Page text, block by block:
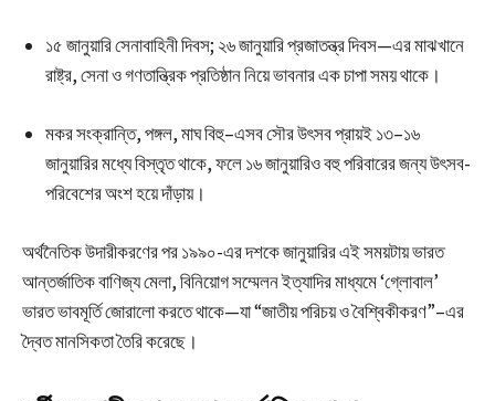
১৫ জানুয়ারি সেনাবাহিনী দিবস; ২৬ জানুয়ারি প্রজাতন্ত্র দিবস—এর মাঝখানে
রাষ্ট্র, সেনা ও গণতান্ত্রিক প্রতিষ্ঠান নিয়ে ভাবনার এক চাপা সময় থাকে।
মকর সংক্রান্তি, পঙ্গল, মাঘ বিহু–এসব সৌর উৎসব প্রায়ই ১৩–১৬
জানুয়ারির মধ্যে বিস্তৃত থাকে, ফলে ১৬ জানুয়ারিও বহু পরিবারের জন্য উৎসব-
পরিবেশের অংশ হয়ে দাঁড়ায়।
অর্থনৈতিক উদারীকরণের পর ১৯৯০-এর দশকে জানুয়ারির এই সময়টায় ভারত
আন্তর্জাতিক বাণিজ্য মেলা, বিনিয়োগ সম্মেলন ইত্যাদির মাধ্যমে ‘গ্লোবাল’
ভারত ভাবমূর্তি জোরালো করতে থাকে—যা “জাতীয় পরিচয় ও বৈশ্বিকীকরণ”–এর
দ্বৈত মানসিকতা তৈরি করেছে।